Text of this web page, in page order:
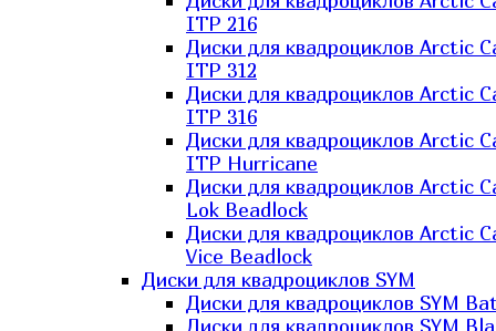
ITP 216
Диски для квадроциклов Arctic
ITP 312
Диски для квадроциклов Arctic
ITP 316
Диски для квадроциклов Arctic
ITP Hurricane
Диски для квадроциклов Arctic
Lok Beadlock
Диски для квадроциклов Arctic
Vice Beadlock
Диски для квадроциклов SYM
Диски для квадроциклов SYM
Диски для квадроциклов SYM